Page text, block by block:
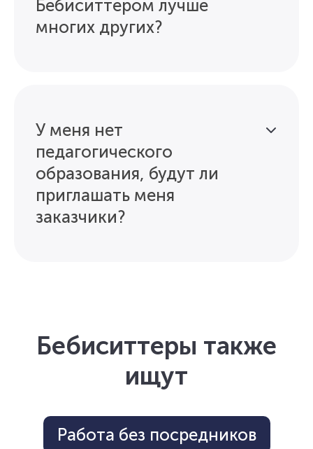
Бебиситтером лучше
многих других?
У меня нет
педагогического
образования, будут ли
приглашать меня
заказчики?
Бебиситтеры также
ищут
Работа без посредников